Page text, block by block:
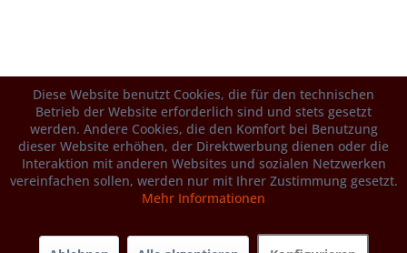
Diese Website benutzt Cookies, die für den technischen
Betrieb der Website erforderlich sind und stets gesetzt
werden. Andere Cookies, die den Komfort bei Benutzung
dieser Website erhöhen, der Direktwerbung dienen oder die
Interaktion mit anderen Websites und sozialen Netzwerken
vereinfachen sollen, werden nur mit Ihrer Zustimmung gesetzt.
Mehr Informationen